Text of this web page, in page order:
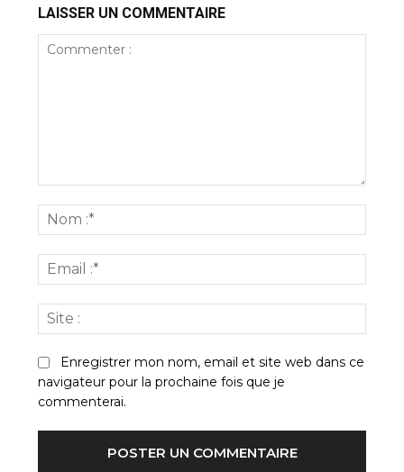
LAISSER UN COMMENTAIRE
:*
:*
:
Enregistrer mon nom, email et site web dans ce
navigateur pour la prochaine fois que je
commenterai.